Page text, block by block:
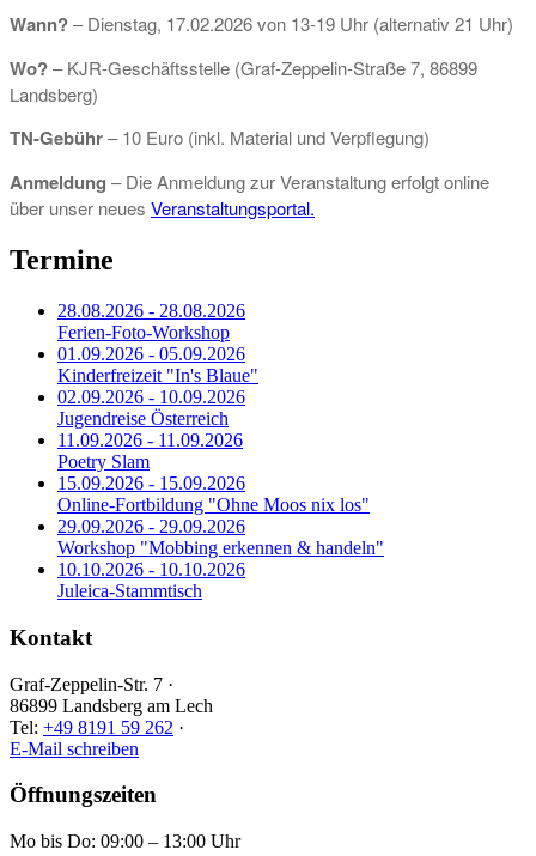
Wann?– Dienstag, 17.02.2026 von 13-19 Uhr (alternativ 21 Uhr)
Wo?– KJR-Geschäftsstelle (Graf-Zeppelin-Straße 7, 86899
Landsberg)
TN-Gebühr– 10 Euro (inkl. Material und Verpflegung)
Anmeldung – Die Anmeldung zur Veranstaltung erfolgt online
über unser neues Veranstaltungsportal.
Termine
28.08.2026 - 28.08.2026
Ferien-Foto-Workshop
01.09.2026 - 05.09.2026
Kinderfreizeit "In's Blaue"
02.09.2026 - 10.09.2026
Jugendreise Österreich
11.09.2026 - 11.09.2026
Poetry Slam
15.09.2026 - 15.09.2026
Online-Fortbildung "Ohne Moos nix los"
29.09.2026 - 29.09.2026
Workshop "Mobbing erkennen & handeln"
10.10.2026 - 10.10.2026
Juleica-Stammtisch
Kontakt
Graf-Zeppelin-Str. 7 ·
86899 Landsberg am Lech
Tel: +49 8191 59 262 ·
E-Mail schreiben
Öffnungszeiten
Mo bis Do: 09:00 – 13:00 Uhr